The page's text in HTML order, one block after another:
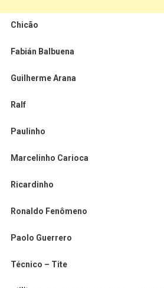
Chicão
Fabián Balbuena
Guilherme Arana
Ralf
Paulinho
Marcelinho Carioca
Ricardinho
Ronaldo Fenômeno
Paolo Guerrero
Técnico – Tite